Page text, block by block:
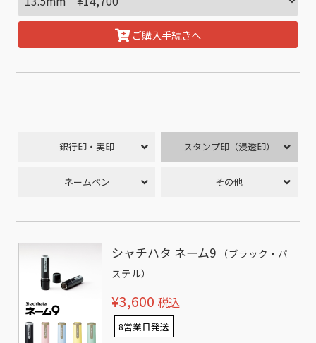
ご購入手続きへ
銀行印・実印 スタンプ印（浸透印）
ネームペン その他
シャチハタ ネーム9
（ブラック・パ
ステル）
¥3,600 税込
8営業日発送